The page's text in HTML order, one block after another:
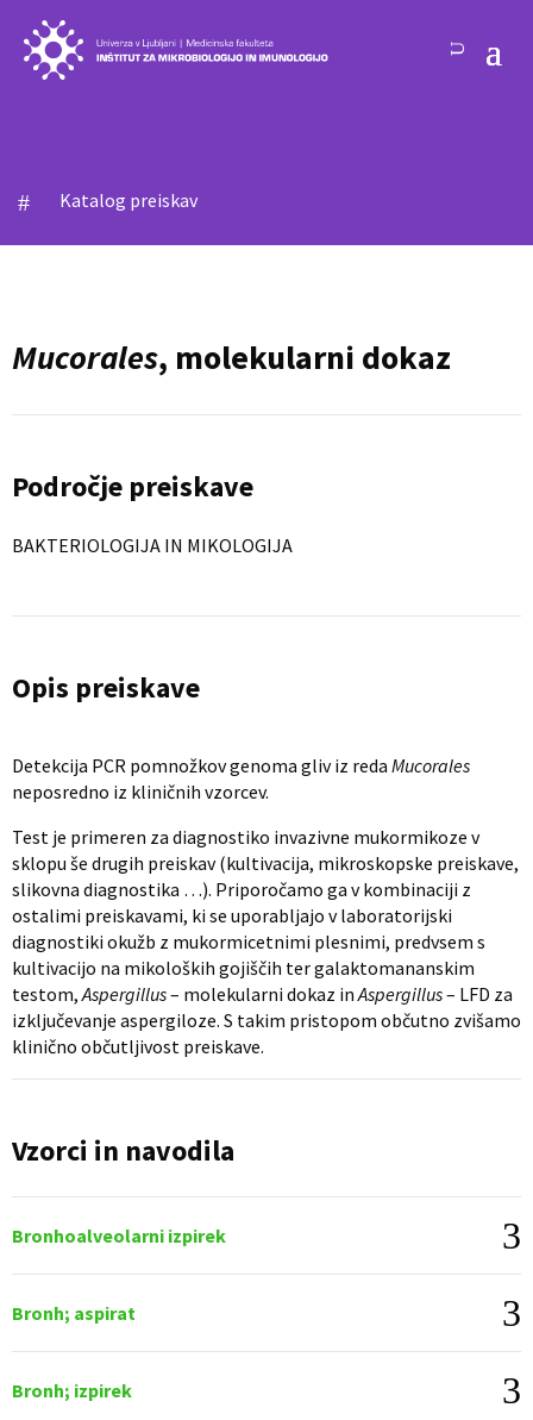
# Katalog preiskav
Mucorales, molekularni dokaz
Področje preiskave
BAKTERIOLOGIJA IN MIKOLOGIJA
Opis preiskave
Detekcija PCR pomnožkov genoma gliv iz reda Mucorales
neposredno iz kliničnih vzorcev.
Test je primeren za diagnostiko invazivne mukormikoze v
sklopu še drugih preiskav (kultivacija, mikroskopske preiskave,
slikovna diagnostika …). Priporočamo ga v kombinaciji z
ostalimi preiskavami, ki se uporabljajo v laboratorijski
diagnostiki okužb z mukormicetnimi plesnimi, predvsem s
kultivacijo na mikoloških gojiščih ter galaktomananskim
testom,Aspergillus– molekularni dokaz inAspergillus– LFD za
izključevanje aspergiloze. S takim pristopom občutno zvišamo
klinično občutljivost preiskave.
Vzorci in navodila
Bronhoalveolarni izpirek
Bronh; aspirat
Bronh; izpirek